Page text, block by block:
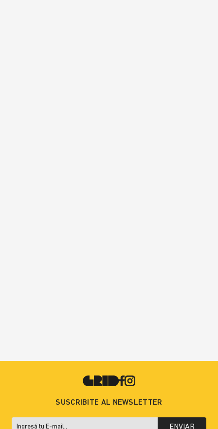
SUSCRIBITE AL NEWSLETTER
ENVIAR